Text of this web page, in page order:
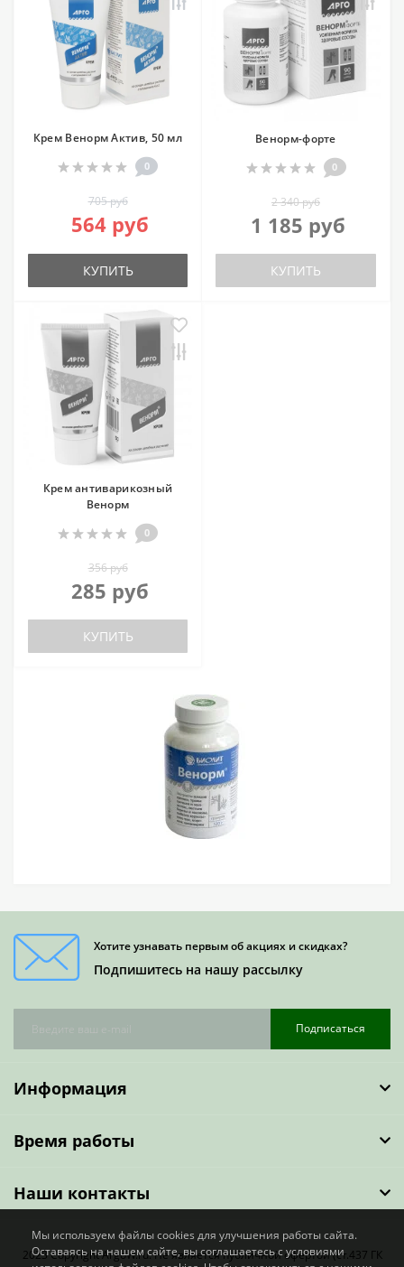
Крем Венорм Актив, 50 мл
0
705 руб
564 руб
КУПИТЬ
Венорм-форте
0
2 340 руб
1 185 руб
КУПИТЬ
Крем антиварикозный
Венорм
0
356 руб
285 руб
КУПИТЬ
Хотите узнавать первым об акциях и скидках?
Подпишитесь на нашу рассылку
Подписаться
Информация
Время работы
Наши контакты
2023 Copyright ArgoW.ru. Не является публичной офертой (ст.437 ГК
Мы используем файлы cookies для улучшения работы сайта.
Оставаясь на нашем сайте, вы соглашаетесь с условиями